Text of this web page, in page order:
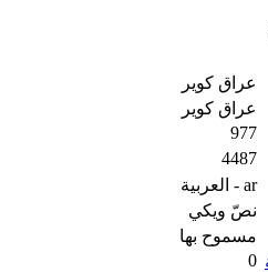
عراق كوير
عراق كوير
977
4487
ar - العربية
نصّ ويكي
مسموح بها
0